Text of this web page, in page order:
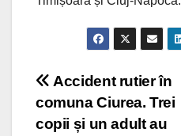
Post
navigation
Accident rutier în
comuna Ciurea. Trei
copii și un adult au